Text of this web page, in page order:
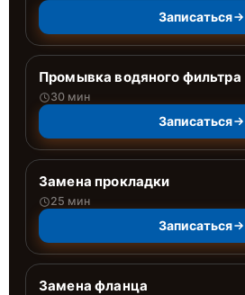
Записаться
Промывка водяного фильтра
30 мин
Записаться
Замена прокладки
25 мин
Записаться
Замена фланца